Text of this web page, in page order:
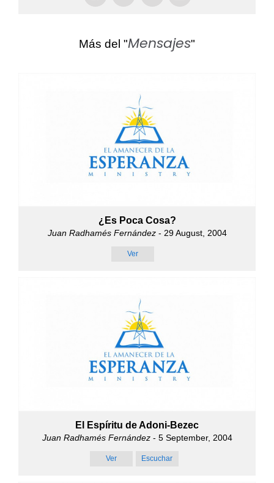
Más del "Mensajes"
¿Es Poca Cosa?
Juan Radhamés Fernández- 29 August, 2004
Ver
El Espíritu de Adoni-Bezec
Juan Radhamés Fernández- 5 September, 2004
Ver Escuchar